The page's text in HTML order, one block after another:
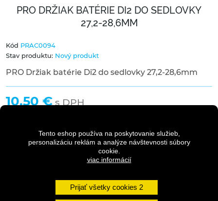
Tento eshop používa na poskytovanie služieb,
personalizáciu reklám a analýze návštevnosti súbory
cookie.
viac informácií
Prijať všetky cookies
PRO DRŽIAK BATÉRIE DI2 DO SEDLOVKY
27,2-28,6MM
Kód PRAC0094
Stav produktu: Nový produkt
PRO Držiak batérie Di2 do sedlovky 27,2-28,6mm
10,50 €s DPH
Dostupnosť: 1 - 3 dni